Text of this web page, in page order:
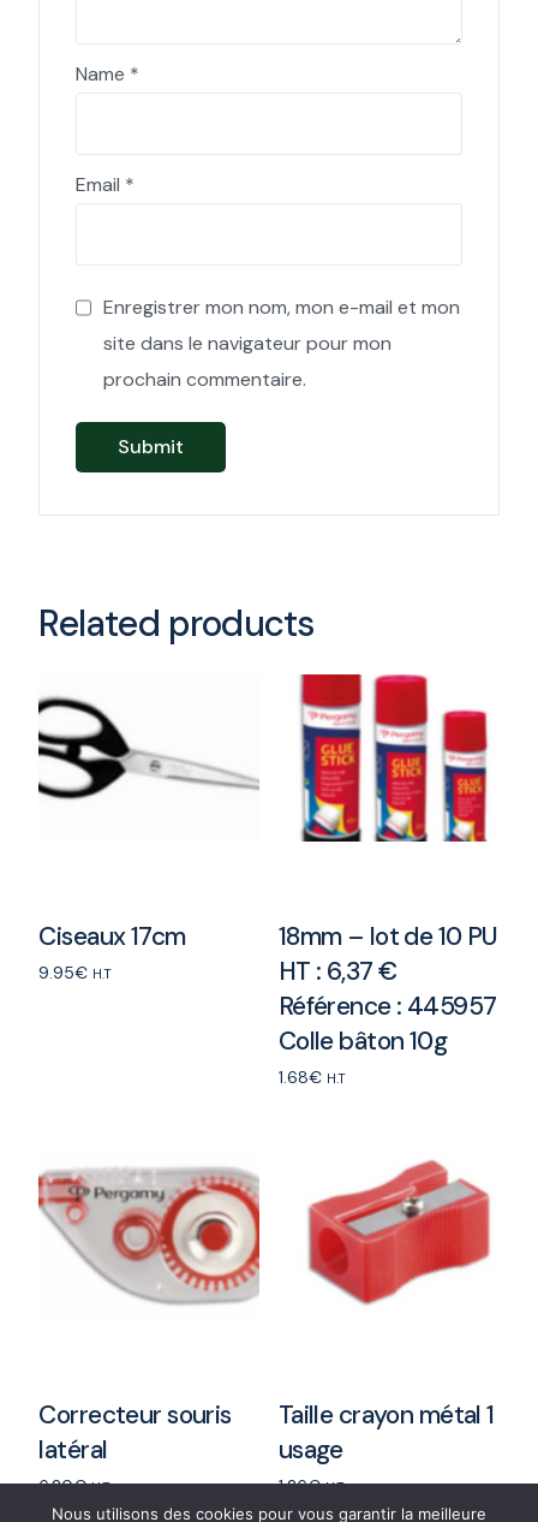
Name *
Email *
Enregistrer mon nom, mon e-mail et mon
site dans le navigateur pour mon
prochain commentaire.
Related products
Ciseaux 17cm
9.95€ H.T
18mm – lot de 10 PU
HT : 6,37 €
Référence : 445957
Colle bâton 10g
1.68€ H.T
Correcteur souris
latéral
6.20€ H.T
Taille crayon métal 1
usage
1.26€ H.T
Nous utilisons des cookies pour vous garantir la meilleure